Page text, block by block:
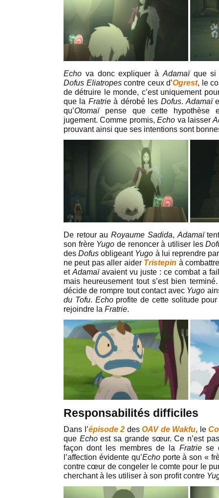
Echo va donc expliquer à Adamaïque
Dofus Eliatropescontre ceux d’Ogrest, le
de détruire le monde, c’est uniquement
que la Fratrieà dérobé les Dofus. Adamaï
qu’Otomaïpense que cette hypothèse
jugement. Comme promis,Echo va laisser
prouvant ainsi que ses intentions sont
De retour auRoyaume Sadida, Adamaï
son frère Yugo de renoncer à utiliser les
desDofus obligeant Yugo à lui reprendre
ne peut pas aller aider Tristepin à
et Adamaïavaient vu juste : ce combat a
mais heureusement tout s’est bien
décide de rompre tout contact avec Yugo
du Tofu. Echoprofite de cette solitude
rejoindre la Fratrie.
Responsabilités difficiles
Dans l’épisode 2 desOAV de Wakfu, le
que Echoest sa grande sœur. Ce n’est
façon dont les membres de la Fratriese
l’affection évidente qu’Echoporte à son «
contre cœur de congeler le comte pour le
cherchant à les utiliser à son profit contre